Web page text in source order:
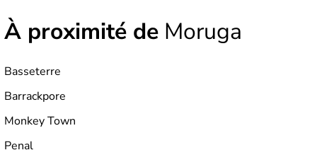
À proximité de Moruga
Basseterre
Barrackpore
Monkey Town
Penal